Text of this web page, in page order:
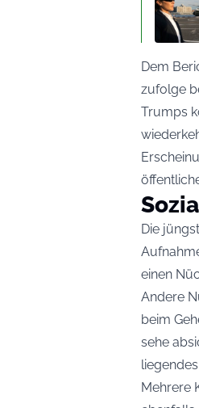
Dem
zufolge
Trumps
Die
einen
Andere
beim
sehe
Mehrere